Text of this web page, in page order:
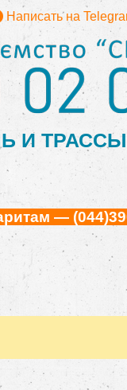
Написать на
И ТРАССЫ
—